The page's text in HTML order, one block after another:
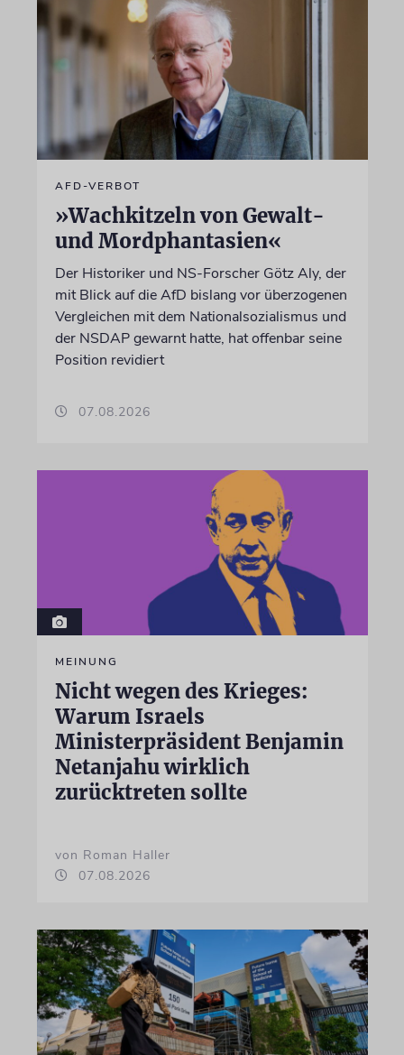
AFD-VERBOT
»Wachkitzeln von Gewalt-
und Mordphantasien«
Der Historiker und NS-Forscher Götz Aly, der
mit Blick auf die AfD bislang vor überzogenen
Vergleichen mit dem Nationalsozialismus und
der NSDAP gewarnt hatte, hat offenbar seine
Position revidiert
07.08.2026
MEINUNG
Nicht wegen des Krieges:
Warum Israels
Ministerpräsident Benjamin
Netanjahu wirklich
zurücktreten sollte
von Roman Haller
07.08.2026